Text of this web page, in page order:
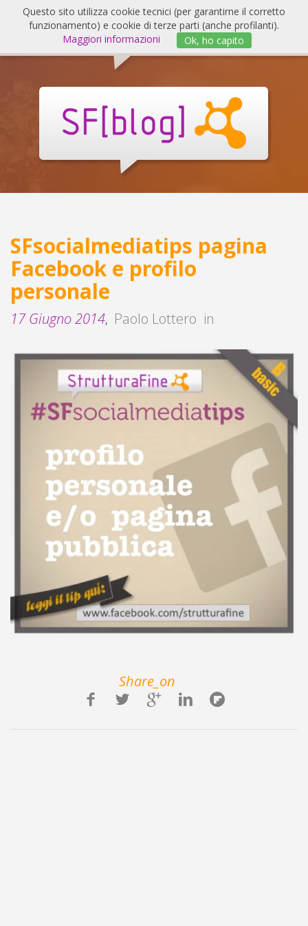
Salta
contenuto
Blog
SFsocialmediatips pagina
Facebook e profilo
personale
17 Giugno 2014, Paolo Lottero in
Share_on
Questo sito utilizza cookie tecnici (per garantirne il corretto
funzionamento) e cookie di terze parti (anche profilanti).
Maggiori informazioni
Ok, ho capito